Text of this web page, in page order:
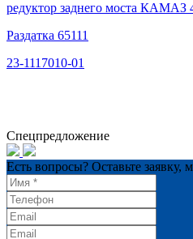
редуктор заднего моста КАМАЗ
Раздатка 65111
23-1117010-01
Спецпредложение
Есть вопросы? Оставьте заявку,